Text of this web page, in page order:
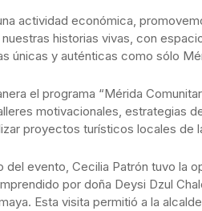
actividad económica,
historias vivas, con
únicas y auténticas como sólo
el programa “Mérida
motivacionales, estrategias
proyectos turísticos locales de
del evento, Cecilia Patrón tuvo la
por doña Deysi Dzul
Esta visita permitió a la